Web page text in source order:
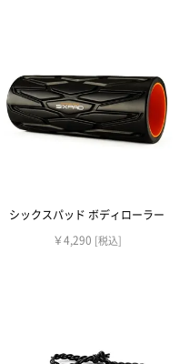
シックスパッド ボディローラー
￥4,290 [税込]